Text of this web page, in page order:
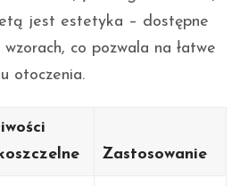
jest estetyka – dostępne
co pozwala na łatwe
otoczenia.
Zastosowanie